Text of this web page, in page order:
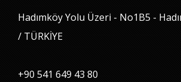
Hadımköy Yolu Üzeri - No1B5 -
/ TÜRKİYE
+90 541 649 43 80